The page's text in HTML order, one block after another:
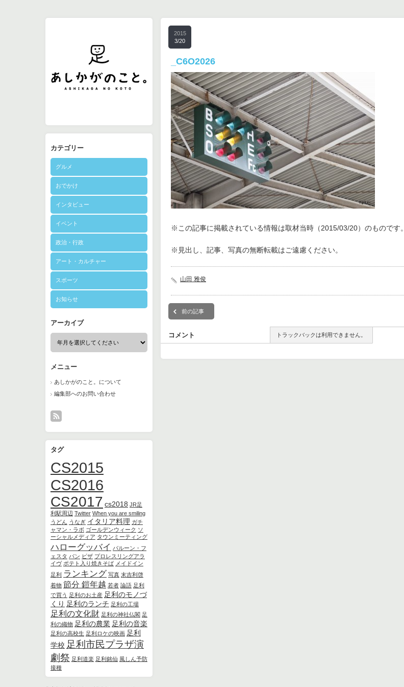
カテゴリー
グルメ
おでかけ
インタビュー
イベント
政治・行政
アート・カルチャー
スポーツ
お知らせ
アーカイブ
メニュー
あしかがのこと。について
編集部へのお問い合わせ
タグ
CS2015
CS2016
CS2017 cs2018 JR足
利駅周辺 Twitter When you are smiling
うどん うなぎ イタリア料理 ガチ
ャマン・ラボ ゴールデンウィーク ソ
ーシャルメディア タウンミーティング
ハローグッバイ バルーン・フ
ェスタ パン ピザ プロレスリングアラ
イヴ ポテト入り焼きそば メイドイン
足利 ランキング 写真 末吉利啓
着物 節分 鎧年越 若者 論語 足利
で買う 足利のお土産 足利のモノづ
くり 足利のランチ 足利の工場
足利の文化財 足利の神社仏閣 足
利の織物 足利の農業 足利の音楽
足利の高校生 足利ロケの映画 足利
学校 足利市民プラザ演
劇祭 足利道楽 足利銘仙 風しん予防
接種
2015
3/20
_C6O2026
※この記事に掲載されている情報は取材当時（2015/03/20）のものです。
※見出し、記事、写真の無断転載はご遠慮ください。
山田 雅俊
前の記事
コメント トラックバックは利用できません。